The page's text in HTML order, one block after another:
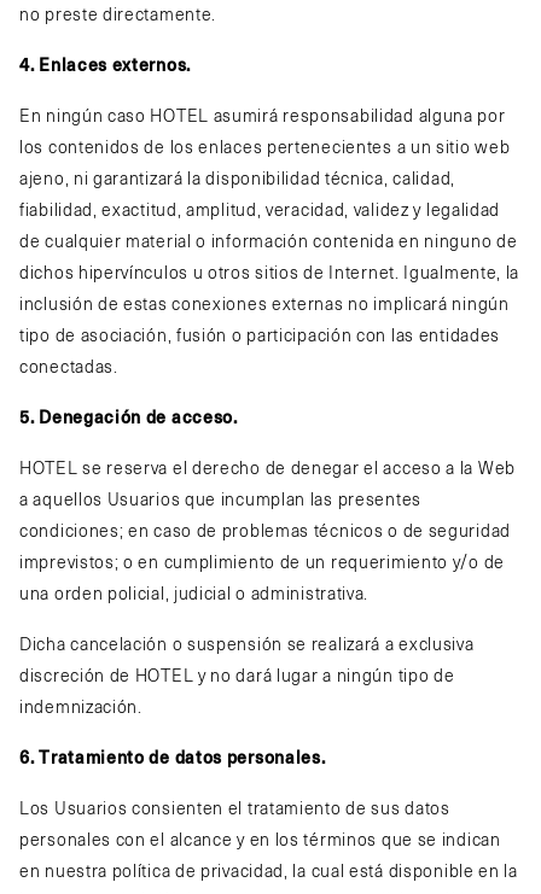
no preste directamente.
4. Enlaces externos.
En ningún caso HOTEL asumirá responsabilidad alguna por
los contenidos de los enlaces pertenecientes a un sitio web
ajeno, ni garantizará la disponibilidad técnica, calidad,
fiabilidad, exactitud, amplitud, veracidad, validez y legalidad
de cualquier material o información contenida en ninguno de
dichos hipervínculos u otros sitios de Internet. Igualmente, la
inclusión de estas conexiones externas no implicará ningún
tipo de asociación, fusión o participación con las entidades
conectadas.
5. Denegación de acceso.
HOTEL se reserva el derecho de denegar el acceso a la Web
a aquellos Usuarios que incumplan las presentes
condiciones; en caso de problemas técnicos o de seguridad
imprevistos; o en cumplimiento de un requerimiento y/o de
una orden policial, judicial o administrativa.
Dicha cancelación o suspensión se realizará a exclusiva
discreción de HOTEL y no dará lugar a ningún tipo de
indemnización.
6. Tratamiento de datos personales.
Los Usuarios consienten el tratamiento de sus datos
personales con el alcance y en los términos que se indican
en nuestra política de privacidad, la cual está disponible en la